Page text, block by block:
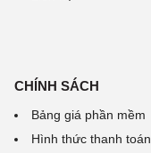
CHÍNH SÁCH
Bảng giá phần mềm
Hình thức thanh toán